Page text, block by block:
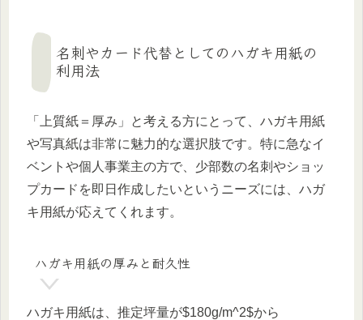
名刺やカード代替としてのハガキ用紙の
利用法
「上質紙＝厚み」と考える方にとって、ハガキ用紙
や写真紙は非常に魅力的な選択肢です。特に急なイ
ベントや個人事業主の方で、少部数の名刺やショッ
プカードを即日作成したいというニーズには、ハガ
キ用紙が応えてくれます。
ハガキ用紙の厚みと耐久性
ハガキ用紙は、推定坪量が$180g/m^2$から